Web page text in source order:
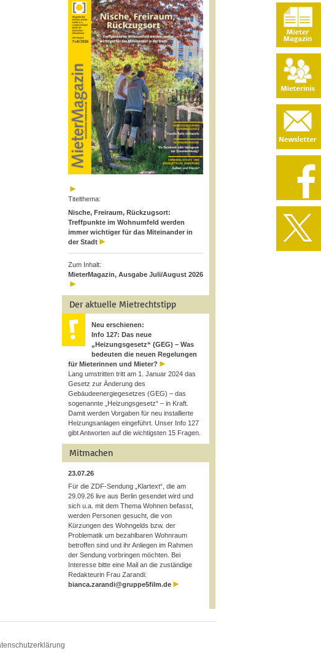
Titelthema:
Nische, Freiraum, Rückzugsort:
Treffpunkte im Wohnumfeld werden
immer wichtiger für das Miteinander in
der Stadt
Zum Inhalt:
MieterMagazin, Ausgabe Juli/August 2026
Der aktuelle Mietrechtstipp
Neu erschienen:
Info 127: Das neue
„Heizungsgesetz“ (GEG) – Was
bedeuten die neuen Regelungen
für Mieterinnen und Mieter?
Lang umstritten tritt am 1. Januar 2024 das
Gesetz zur Änderung des
Gebäudeenergiegesetzes (GEG) – das
sogenannte „Heizungsgesetz“ – in Kraft.
Damit werden Vorgaben für neu installierte
Heizungsanlagen eingeführt. Unser Info 127
gibt Antworten auf die wichtigsten 15 Fragen.
Mitmachen
23.07.26
Für die ZDF-Sendung „Klartext“, die am
29.09.26 live aus Berlin gesendet wird und
sich u.a. mit dem Thema Wohnen befasst,
werden Personen gesucht, die von
Kürzungen des Wohngelds bzw. der
Problematik um bezahlbaren Wohnraum
betroffen sind und ihr Anliegen im Rahmen
der Sendung vorbringen möchten. Bei
Interesse bitte eine Mail an die zuständige
Redakteurin Frau Zarandi:
bianca.zarandi@gruppe5film.de